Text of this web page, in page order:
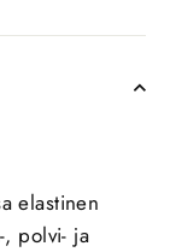
elastinen
, polvi- ja